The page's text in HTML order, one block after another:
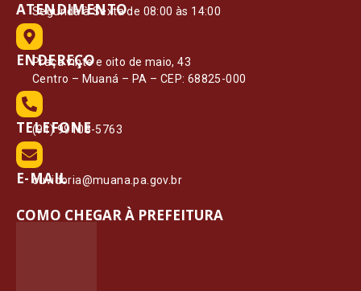
ATENDIMENTO
Segunda à Sexta de 08:00 às 14:00
ENDEREÇO
Praça vinte e oito de maio, 43
Centro – Muaná – PA – CEP: 68825-000
TELEFONE
(91) 99108-5763
E-MAIL
ouvidoria@muana.pa.gov.br
COMO CHEGAR À PREFEITURA